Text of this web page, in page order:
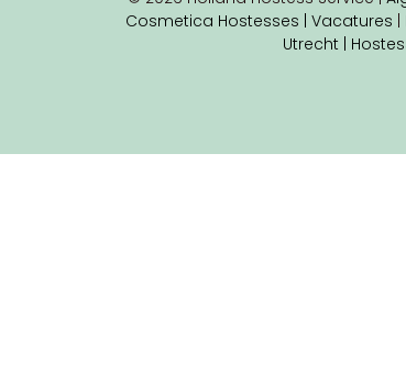
Cosmetica Hostesses | Vacatures
Utrecht |